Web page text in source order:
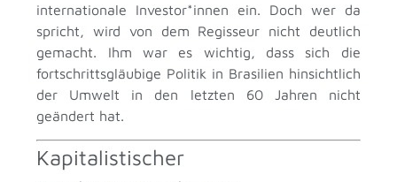
internationale Investor*innen ein. Doch wer da
spricht, wird von dem Regisseur nicht deutlich
gemacht. Ihm war es wichtig, dass sich die
fortschrittsgläubige Politik in Brasilien hinsichtlich
der Umwelt in den letzten 60 Jahren nicht
geändert hat.
Kapitalistischer